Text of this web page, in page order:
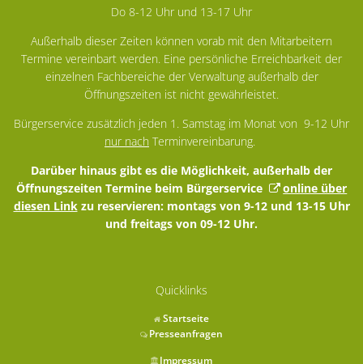
Do 8-12 Uhr und 13-17 Uhr
Außerhalb dieser Zeiten können vorab mit den Mitarbeitern
Termine vereinbart werden. Eine persönliche Erreichbarkeit der
einzelnen Fachbereiche der Verwaltung außerhalb der
Öffnungszeiten ist nicht gewährleistet.
Bürgerservice zusätzlich jeden 1. Samstag im Monat von 9-12 Uhr
nur nach Terminvereinbarung.
Darüber hinaus gibt es die Möglichkeit, außerhalb der
Öffnungszeiten Termine beim Bürgerservice
online über
diesen Linkzu reservieren: montags von 9-12 und 13-15 Uhr
und freitags von 09-12 Uhr.
Quicklinks
Startseite
Presseanfragen
Impressum